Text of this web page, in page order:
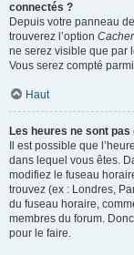
connectés ?
Depuis votre panneau
trouverez l’option
ne serez visible que par
Vous serez compté
Haut
Les heures ne sont
Il est possible que
dans lequel vous êtes.
modifiez le fuseau
trouvez (ex : Londres,
du fuseau horaire,
membres du forum.
pour le faire.